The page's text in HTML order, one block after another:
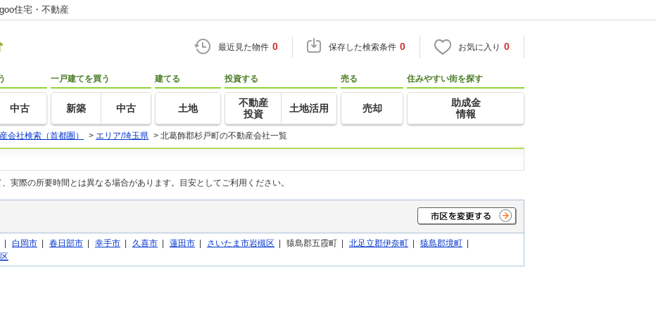
住宅・不動産
最近見た物件 0 保存した検索条件 0 お気に入り 0
中古
一戸建てを買う
新築 中古
建てる
土地
投資する
不動産
投資
土地活用
売る
売却
住みやすい街を探す
助成金
情報
会社検索（首都圏） > エリア/埼玉県 > 北葛飾郡杉戸町の不動産会社一覧
実際の所要時間とは異なる場合があります。目安としてご利用ください。
| 白岡市 | 春日部市 | 幸手市 | 久喜市 | 蓮田市 | さいたま市岩槻区 | 猿島郡五霞町 | 北足立郡伊奈町 | 猿島郡境町 |